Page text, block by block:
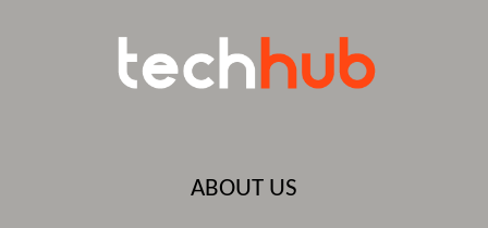
ABOUT US